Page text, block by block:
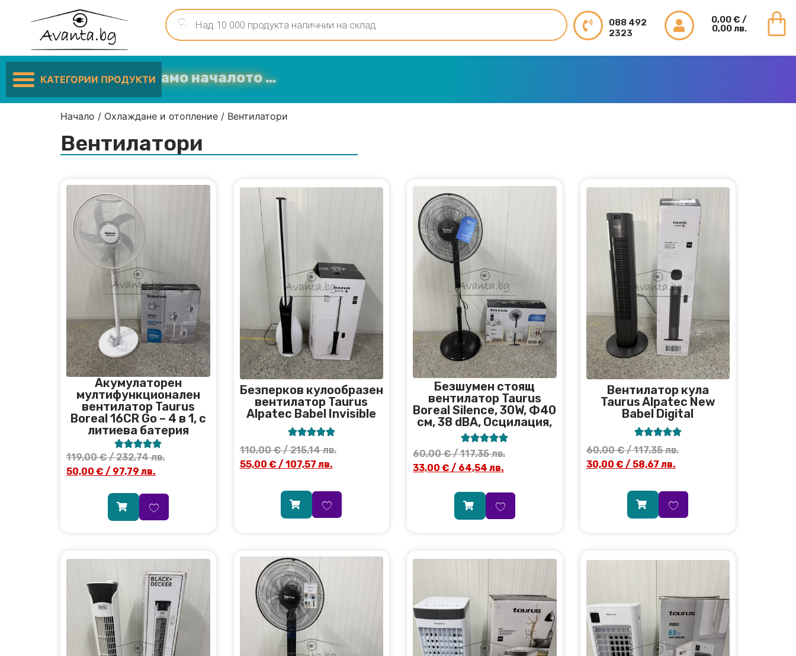
088 492
2323
0,00€ /
0,00 лв.
КАТЕГОРИИ ПРОДУКТИ
Ниските цени са само началото …
Начало / Охлаждане и отопление / Вентилатори
Вентилатори
Акумулаторен
мултифункционален
вентилатор Taurus
Boreal 16CR Go – 4 в 1, с
литиева батерия

119,00€/ 232,74 лв.
50,00 € / 97,79 лв.
Безперков кулообразен
вентилатор Taurus
Alpatec Babel Invisible

110,00€/ 215,14 лв.
55,00 € / 107,57 лв.
Безшумен стоящ
вентилатор Taurus
Boreal Silence, 30W, Ф40
см, 38 dBA, Осцилация,

60,00€/ 117,35 лв.
33,00 € / 64,54 лв.
Вентилатор кула
Taurus Alpatec New
Babel Digital

60,00€/ 117,35 лв.
30,00 € / 58,67 лв.